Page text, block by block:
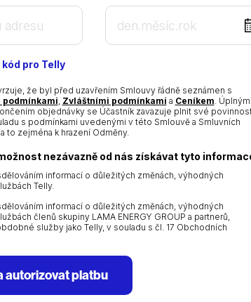
DD
dot
YYYY
pro Telly
že byl před uzavřením Smlouvy řádně seznámen s
podmínkami Zvláštními podmínkami a Ceníkem .
objednávky se Účastník zavazuje plnit své
s podmínkami uvedenými v této Smlouvě a Smluvních
to zejména k hrazení Odměny.
nezávazně od nás získávat tyto
informací o důležitých změnách, výhodných
Telly.
informací o důležitých změnách, výhodných
členů skupiny LAMA ENERGY GROUP a partnerů,
služby jako Telly, v souladu s čl. 17 Obchodních
autorizovat platbu